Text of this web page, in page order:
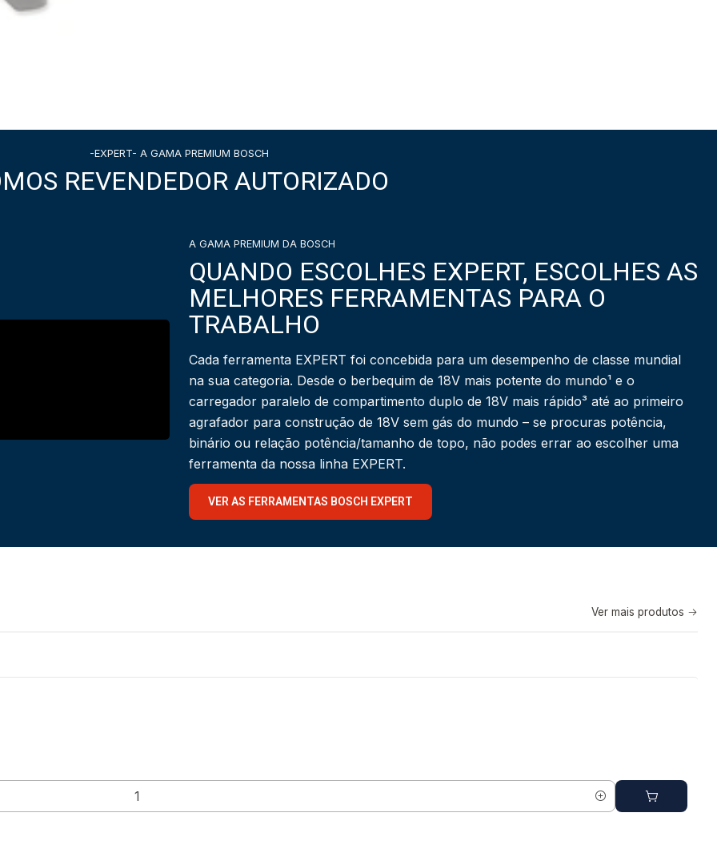
-EXPERT- A GAMA PREMIUM BOSCH
REVENDEDOR AUTORIZADO
A GAMA PREMIUM DA BOSCH
QUANDO ESCOLHES EXPERT, ESCOLHES AS
MELHORES FERRAMENTAS PARA O
TRABALHO
Cada ferramenta EXPERT foi concebida para um desempenho de classe mundial
na sua categoria. Desde o berbequim de 18V mais potente do mundo¹ e o
carregador paralelo de compartimento duplo de 18V mais rápido³ até ao primeiro
agrafador para construção de 18V sem gás do mundo – se procuras potência,
binário ou relação potência/tamanho de topo, não podes errar ao escolher uma
ferramenta da nossa linha EXPERT.
VER AS FERRAMENTAS BOSCH EXPERT
Ver mais produtos